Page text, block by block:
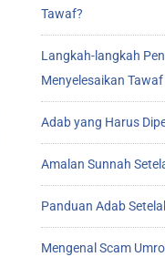
Tawaf?
Langkah-langkah
Menyelesaikan Tawaf
Adab yang Harus
Amalan Sunnah
Panduan Adab
Mengenal Scam